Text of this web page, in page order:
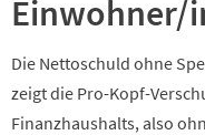
Einwohner/
Die Nettoschuld ohne
zeigt die Pro-Kopf-
Finanzhaushalts, also